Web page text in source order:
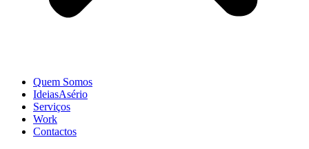
Quem Somos
IdeiasAsério
Serviços
Work
Contactos